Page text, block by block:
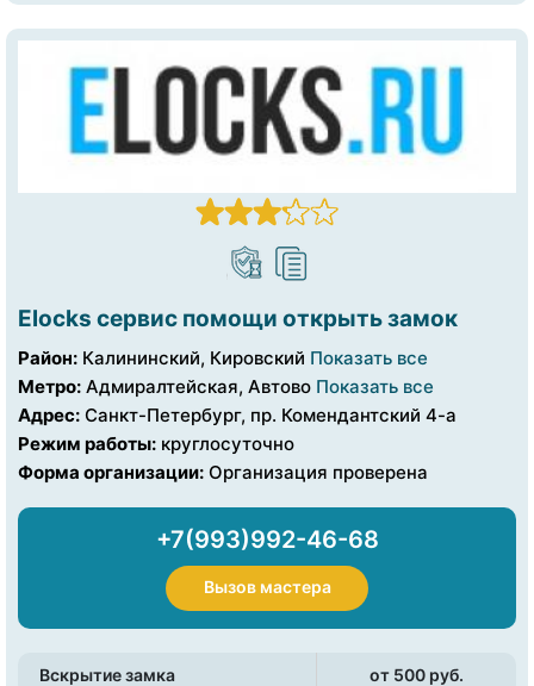
Elocks сервис помощи открыть замок
Район: Калининский, Кировский Показать все
Метро: Адмиралтейская, Автово Показать все
Адрес: Санкт-Петербург, пр. Комендантский 4-а
Режим работы: круглосуточно
Форма организации: Организация проверена
+7(993)992-46-68
Вызов мастера
Вскрытие замка от 500 pуб.